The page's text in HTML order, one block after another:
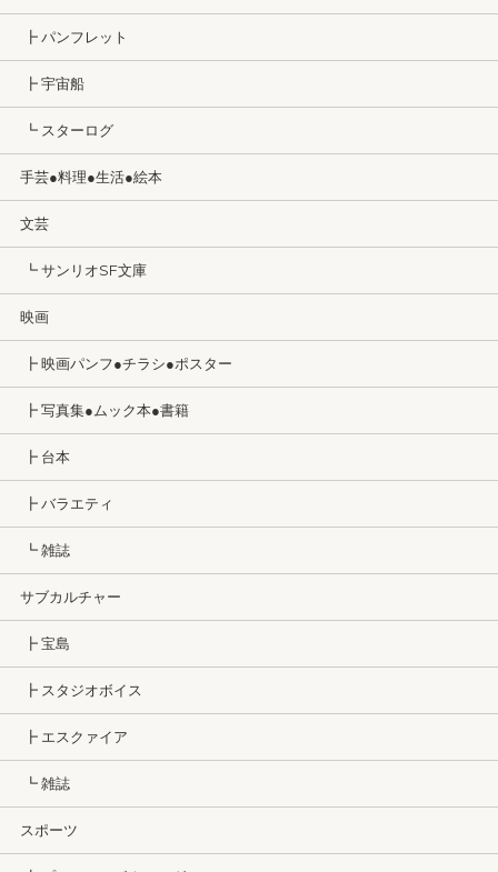
┣ パンフレット
┣ 宇宙船
┗ スターログ
手芸●料理●生活●絵本
文芸
┗ サンリオSF文庫
映画
┣ 映画パンフ●チラシ●ポスター
┣ 写真集●ムック本●書籍
┣ 台本
┣ バラエティ
┗ 雑誌
サブカルチャー
┣ 宝島
┣ スタジオボイス
┣ エスクァイア
┗ 雑誌
スポーツ